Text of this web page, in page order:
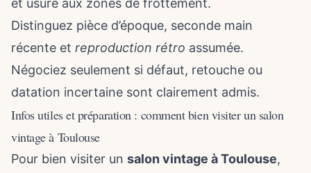
et usure aux zones de frottement.
Distinguez pièce d’époque, seconde main
récente et reproduction rétro assumée.
Négociez seulement si défaut, retouche ou
datation incertaine sont clairement admis.
Infos utiles et préparation : comment bien visiter un salon
vintage à Toulouse
Pour bien visiter un salon vintage à Toulouse,